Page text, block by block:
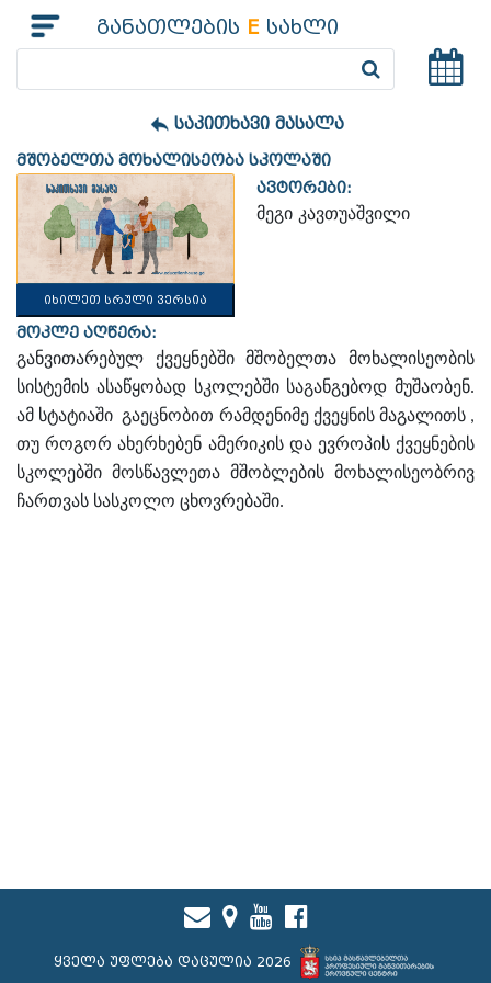
განათლების E სახლი
საკითხავი მასალა
მშობელთა მოხალისეობა სკოლაში
იხილეთ სრული ვერსია
ავტორები:
მეგი კავთუაშვილი
მოკლე აღწერა:
განვითარებულ ქვეყნებში მშობელთა მოხალისეობის
სისტემის ასაწყობად სკოლებში საგანგებოდ მუშაობენ.
ამ სტატიაში გაეცნობით რამდენიმე ქვეყნის მაგალითს ,
თუ როგორ ახერხებენ ამერიკის და ევროპის ქვეყნების
სკოლებში მოსწავლეთა მშობლების მოხალისეობრივ
ჩართვას სასკოლო ცხოვრებაში.
ყველა უფლება დაცულია 2026